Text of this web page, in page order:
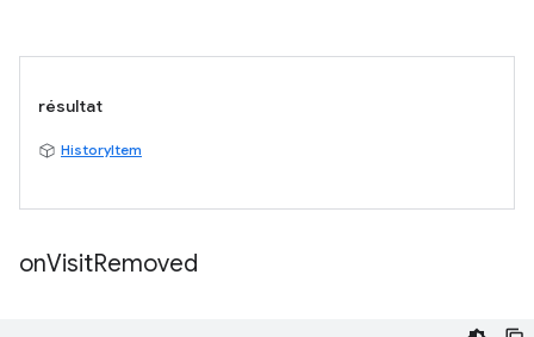
résultat
HistoryItem
onVisitRemoved